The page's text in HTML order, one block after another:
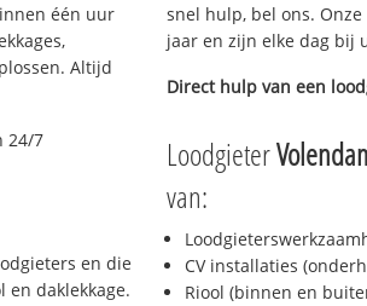
één uur
Altijd
24/7
en die
en daklekkage.
snel hulp, bel ons.
jaar en zijn elke dag bij
Direct hulp van een
Loodgieter
van:
CV installaties
Riool (binnen en